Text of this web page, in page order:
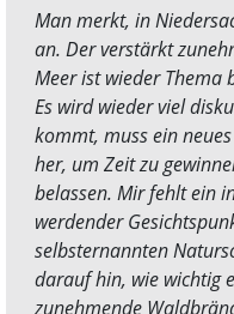
Man merkt, in
an. Der verstärkt
Meer ist wieder Thema
Es wird wieder viel
kommt, muss ein
her, um Zeit zu
belassen. Mir fehlt ein
werdender
selbsternannten
darauf hin, wie wichtig
zunehmende